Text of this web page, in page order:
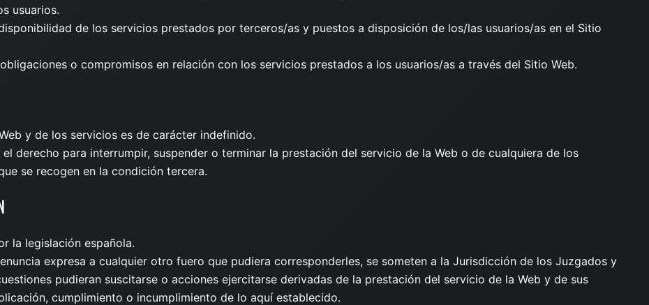
usuarios.
de los servicios prestados por terceros/as y puestos a disposición de los/las usuarios/as en el Sitio
o compromisos en relación con los servicios prestados a los usuarios/as a través del Sitio Web.
y de los servicios es de carácter indefinido.
derecho para interrumpir, suspender o terminar la prestación del servicio de la Web o de cualquiera de los
se recogen en la condición tercera.
la legislación española.
expresa a cualquier otro fuero que pudiera corresponderles, se someten a la Jurisdicción de los Juzgados y
pudieran suscitarse o acciones ejercitarse derivadas de la prestación del servicio de la Web y de sus
cumplimiento o incumplimiento de lo aquí establecido.